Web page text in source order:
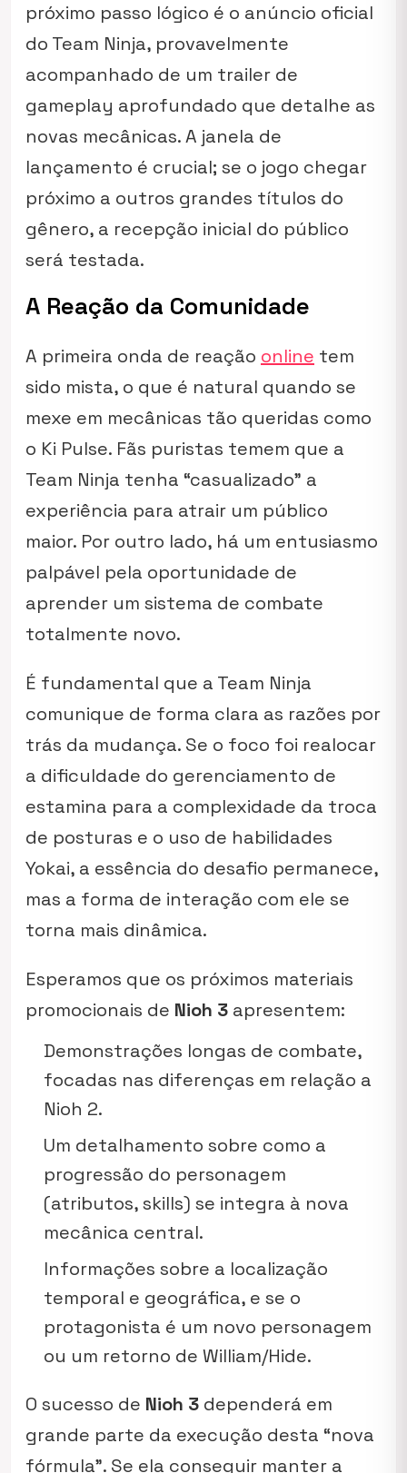
próximo passo lógico é o anúncio oficial
do Team Ninja, provavelmente
acompanhado de um trailer de
gameplay aprofundado que detalhe as
novas mecânicas. A janela de
lançamento é crucial; se o jogo chegar
próximo a outros grandes títulos do
gênero, a recepção inicial do público
será testada.
A Reação da Comunidade
A primeira onda de reação online tem
sido mista, o que é natural quando se
mexe em mecânicas tão queridas como
o Ki Pulse. Fãs puristas temem que a
Team Ninja tenha “casualizado” a
experiência para atrair um público
maior. Por outro lado, há um entusiasmo
palpável pela oportunidade de
aprender um sistema de combate
totalmente novo.
É fundamental que a Team Ninja
comunique de forma clara as razões por
trás da mudança. Se o foco foi realocar
a dificuldade do gerenciamento de
estamina para a complexidade da troca
de posturas e o uso de habilidades
Yokai, a essência do desafio permanece,
mas a forma de interação com ele se
torna mais dinâmica.
Esperamos que os próximos materiais
promocionais de Nioh 3 apresentem:
Demonstrações longas de combate,
focadas nas diferenças em relação a
Nioh 2.
Um detalhamento sobre como a
progressão do personagem
(atributos,skills) se integra à nova
mecânica central.
Informações sobre a localização
temporal e geográfica, e se o
protagonista é um novo personagem
ou um retorno de William/Hide.
O sucesso de Nioh 3 dependerá em
grande parte da execução desta “nova
fórmula”. Se ela conseguir manter a